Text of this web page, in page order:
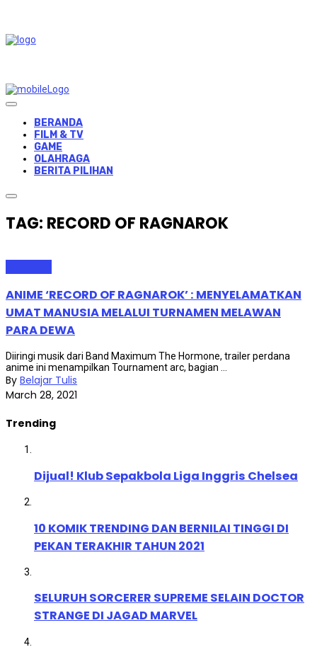
BERANDA
FILM & TV
GAME
OLAHRAGA
BERITA PILIHAN
TAG: RECORD OF RAGNAROK
ANIME ‘RECORD OF RAGNAROK’ : MENYELAMATKAN
UMAT MANUSIA MELALUI TURNAMEN MELAWAN
PARA DEWA
Diiringi musik dari Band Maximum The Hormone, trailer perdana
anime ini menampilkan Tournament arc, bagian ...
By Belajar Tulis
March 28, 2021
Trending
Dijual! Klub Sepakbola Liga Inggris Chelsea
10 KOMIK TRENDING DAN BERNILAI TINGGI DI
PEKAN TERAKHIR TAHUN 2021
SELURUH SORCERER SUPREME SELAIN DOCTOR
STRANGE DI JAGAD MARVEL